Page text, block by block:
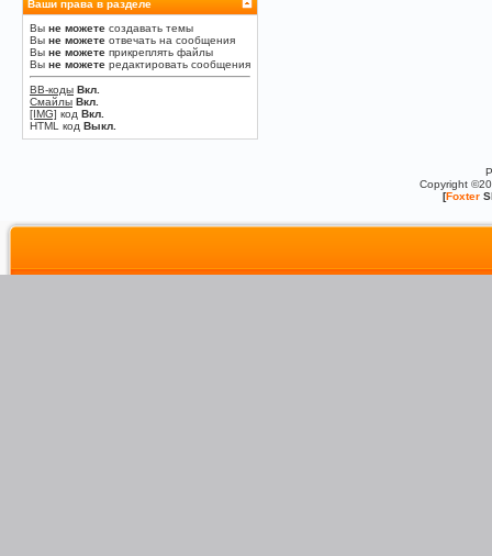
Ваши права в разделе
Вы не можете создавать темы
Вы не можете отвечать на сообщения
Вы не можете прикреплять файлы
Вы не можете редактировать сообщения
BB-коды Вкл.
Смайлы Вкл.
[IMG] код Вкл.
HTML код Выкл.
Copyright
[Foxter